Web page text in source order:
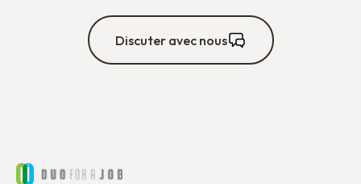
Discuter avec nous